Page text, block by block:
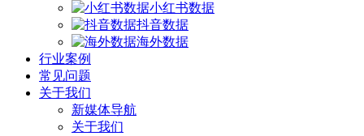
小红书数据
抖音数据
海外数据
行业案例
常见问题
关于我们
新媒体导航
关于我们